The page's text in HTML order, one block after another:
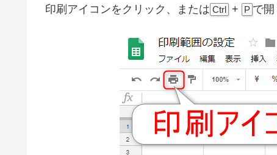
印刷アイコンをクリック、または Ctrl + P で開